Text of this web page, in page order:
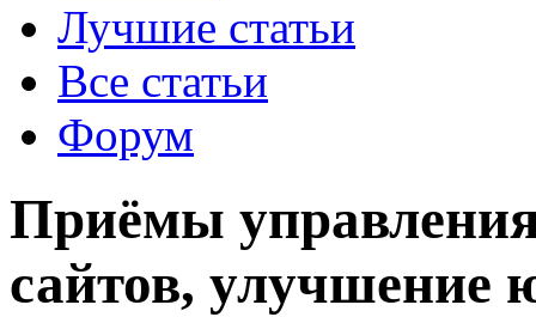
Лучшие статьи
Все статьи
Форум
Приёмы
сайтов, улучшение